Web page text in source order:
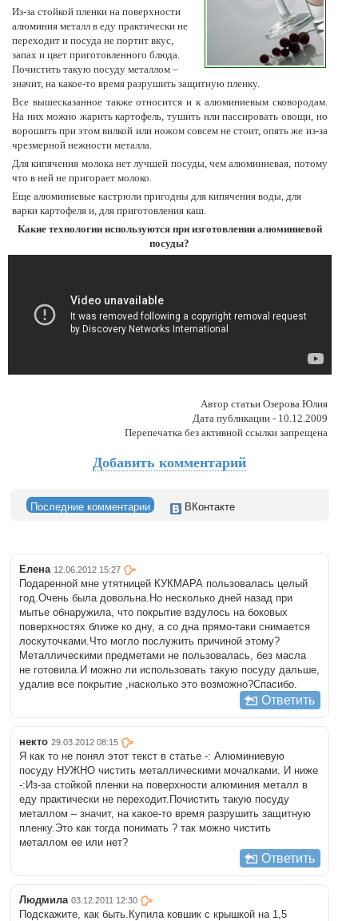
Из-за стойкой пленки на поверхности
алюминия металл в еду практически не
переходит и посуда не портит вкус,
запах и цвет приготовленного блюда.
Почистить такую посуду металлом –
значит, на какое-то время разрушить защитную пленку.
Все вышесказанное также относится и к алюминиевым сковородам.
На них можно жарить картофель, тушить или пассировать овощи, но
ворошить при этом вилкой или ножом совсем не стоит, опять же из-за
чрезмерной нежности металла.
Для кипячения молока нет лучшей посуды, чем алюминиевая, потому
что в ней не пригорает молоко.
Еще алюминиевые кастрюли пригодны для кипячения воды, для
варки картофеля и, для приготовления каш.
Какие технологии используются при изготовлении алюминиевой
посуды?
Автор статьи Озерова Юлия
Дата публикации - 10.12.2009
Перепечатка без активной ссылки запрещена
Добавить комментарий
Последние комментарии ВКонтакте
Елена 12.06.2012 15:27
Подаренной мне утятницей КУКМАРА пользовалась целый
год.Очень была довольна.Но несколько дней назад при
мытье обнаружила, что покрытие вздулось на боковых
поверхностях ближе ко дну, а со дна прямо-таки снимается
лоскуточками.Что могло послужить причиной этому?
Металлическими предметами не пользовалась, без масла
не готовила.И можно ли использовать такую посуду дальше,
удалив все покрытие ,насколько это возможно?Спасибо.
Ответить
некто 29.03.2012 08:15
Я как то не понял этот текст в статье -: Алюминиевую
посуду НУЖНО чистить металлическими мочалками. И ниже
-:Из-за стойкой пленки на поверхности алюминия металл в
еду практически не переходит.Почистить такую посуду
металлом – значит, на какое-то время разрушить защитную
пленку.Это как тогда понимать ? так можно чистить
металлом ее или нет?
Ответить
Людмила 03.12.2011 12:30
Подскажите, как быть.Купила ковшик с крышкой на 1,5